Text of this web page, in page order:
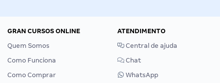
GRAN CURSOS ONLINE
Quem Somos
Como Funciona
Como Comprar
ATENDIMENTO
Central de ajuda
Chat
WhatsApp